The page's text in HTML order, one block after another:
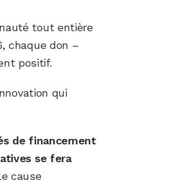
tout entière
chaque don –
positif.
qui
de financement
se fera
cause